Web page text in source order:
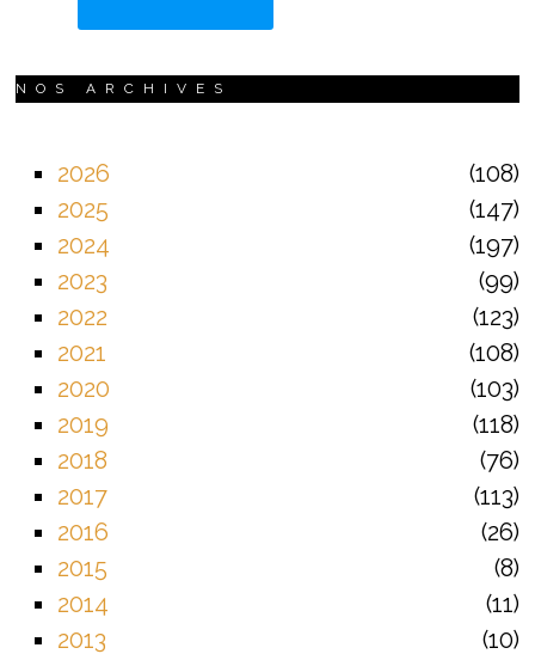
NOS ARCHIVES
2026
108
2025
147
2024
197
2023
99
2022
123
2021
108
2020
103
2019
118
2018
76
2017
113
2016
26
2015
8
2014
11
2013
10